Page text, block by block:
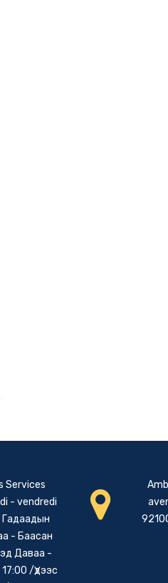
Services
- vendredi
- Баасан
Даваа -
/Үдээс